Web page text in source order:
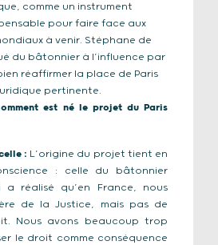
comme un instrument
pour faire face aux
à venir. Stéphane de
du bâtonnier à l’influence par
réaffirmer la place de Paris
pertinente.
est né le projet du Paris
: L’origine du projet tient en
: celle du bâtonnier
a réalisé qu’en France, nous
de la Justice, mais pas de
Nous avons beaucoup trop
le droit comme conséquence